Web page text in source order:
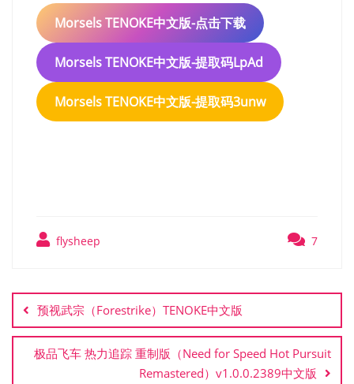
Morsels TENOKE中文版-点击下载
Morsels TENOKE中文版-提取码LpAd
Morsels TENOKE中文版-提取码3unw
flysheep 7
章
导
航
预视武宗（Forestrike）TENOKE中文版
极品飞车 热力追踪 重制版（Need for Speed Hot Pursuit
Remastered）v1.0.0.2389中文版